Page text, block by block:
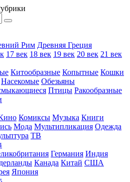
Рим Древняя Греция
17 век 18 век 19 век 20 век 21 век
Китообразные Копытные Кошки
Насекомые Обезьяны
Птицы Ракообразные
Комиксы Музыка Книги
Мода Мультипликация Одежда
ТВ
Германия Индия
Канада Китай США
Япония